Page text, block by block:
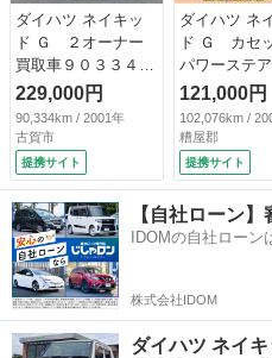
ダイハツ ネイキッ
ド Ｇ ２オーナー
買取車９０３３４ｋ
ｍ 禁煙 ＬＥＤヘ
ッドライト 直営デ
ィーラー記録簿新規
販売１０枚 フロア
４速ＡＴ ルーフレ
ール キーレスエン
トリー （車検整備
付）
229,000円
90,334km / 2001年
古賀市
提携サイト
ダイハツ ネ
ド Ｇ カセ
パワーステ
グ キーレ
安全ボディ
エアバッグ
ンパワステ
ウィンド 運
手席エアバッ
（車検整備
121,000円
102,076km /
糟屋郡
提携サイト
【自社ローン
IDOMの自社ローン
株式会社IDOM
ダイハツ ネイ